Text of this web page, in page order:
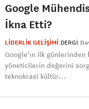
Google
İkna Etti?
LİDERLİK GELİŞİMİ DERGI
Google’ın ilk
yöneticilerin değerini
teknokrasi kültür...